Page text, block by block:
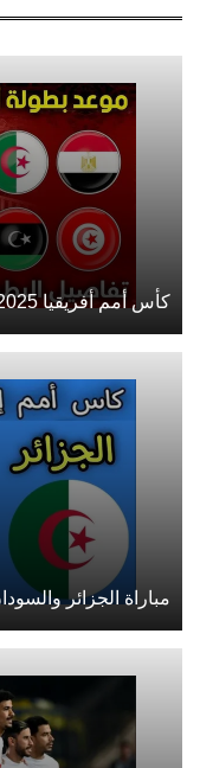
كأس أمم أفريقيا 2025: انطلاق المنافسات
مباراة الجزائر